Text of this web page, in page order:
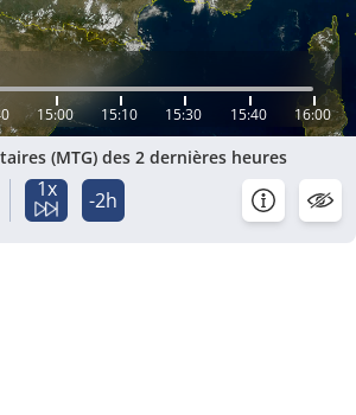
15:00 15:10 15:30 15:40 16:00
(MTG) des 2 dernières heures
1x -2h